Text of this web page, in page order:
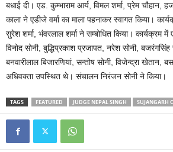
बधाई दी। एड. कुम्भाराम आर्य, विमल शर्मा, प्रेम चौहान,
काला ने एडीजे वर्मा का माला पहनाकर स्वागत किया।
सुरेश शर्मा, भंवरलाल शर्मा ने सम्बोधित किया। कार्यक्रम में
विनोद सोनी, बुद्धिप्रकाश प्रजापत, नरेश सोनी, बजरंगसिंह
बनवारीलाल बिजारणियां, सन्तोष सोनी, विजेन्द्रा खेतान,
अधिवक्ता उपस्थित थे। संचालन निरंजन सोनी ने किया।
TAGS FEATURED JUDGE NEPAL SINGH SUJANGARH